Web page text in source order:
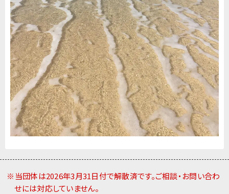
※当団体は2026年3月31日付で解散済です。ご相談・お問い合わ
せには対応していません。